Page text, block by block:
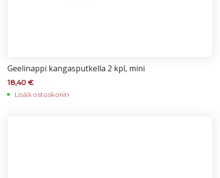
Gee­li­nap­pi kan­gas­put­kel­la 2 kpl, mi­ni
18,40 €
Lisää ostoskoriin